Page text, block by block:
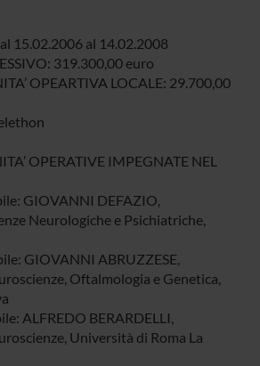
15.02.2006 al 14.02.2008
319.300,00 euro
OPEARTIVA LOCALE: 29.700,00
OPERATIVE IMPEGNATE NEL
GIOVANNI DEFAZIO,
Neurologiche e Psichiatriche,
GIOVANNI ABRUZZESE,
Oftalmologia e Genetica,
ALFREDO BERARDELLI,
Università di Roma La